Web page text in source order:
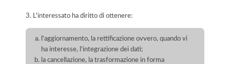
3. L'interessato ha diritto di ottenere:
l'aggiornamento, la rettificazione ovvero, quando vi
ha interesse, l'integrazione dei dati;
la cancellazione, la trasformazione in forma